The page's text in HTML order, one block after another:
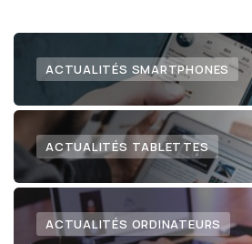
ACTUALITÉS SMARTPHONES
ACTUALITÉS TABLETTES
ACTUALITÉS ORDINATEURS